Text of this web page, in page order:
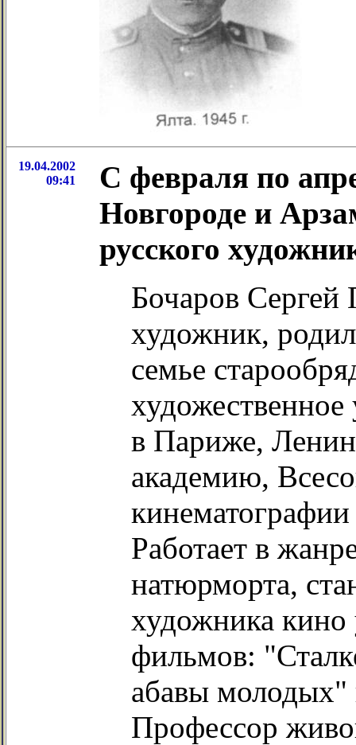
19.04.2002
09:41
С февраля по
Новгороде и
русского
Бочаров Сергей
художник,
семье
в Париже,
академию,
Работает в
натюрморта,
художника кино
фильмов:
абавы молодых"
Профессор